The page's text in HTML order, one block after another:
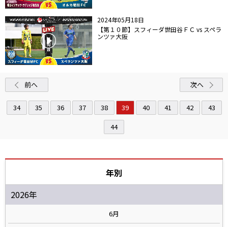
2024年05月18日
【第１０節】スフィーダ世田谷ＦＣ vs スペラ
ンツァ大阪
前へ
34 35 36 37 38 39 40 41 42
43
44
次へ
年別
2026年
6月